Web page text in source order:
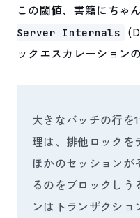
この閾値、書籍にちゃ
Server Internals
ックエスカレーション
大きなバッチの行を
理は、排他ロックを
ほかのセッションが
るのをブロックしう
ンはトランザクショ